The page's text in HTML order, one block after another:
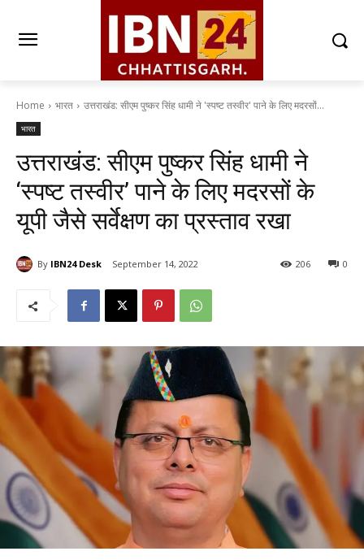
Home भारत उत्तराखंड: सीएम पुष्कर सिंह धामी ने 'स्पष्ट तस्वीर' पाने के लिए मदरसों...
भारत
उत्तराखंड: सीएम पुष्कर सिंह धामी ने
‘स्पष्ट तस्वीर’ पाने के लिए मदरसों के
यूपी जैसे सर्वेक्षण का प्रस्ताव रखा
By IBN24 Desk September 14, 2022 0
206